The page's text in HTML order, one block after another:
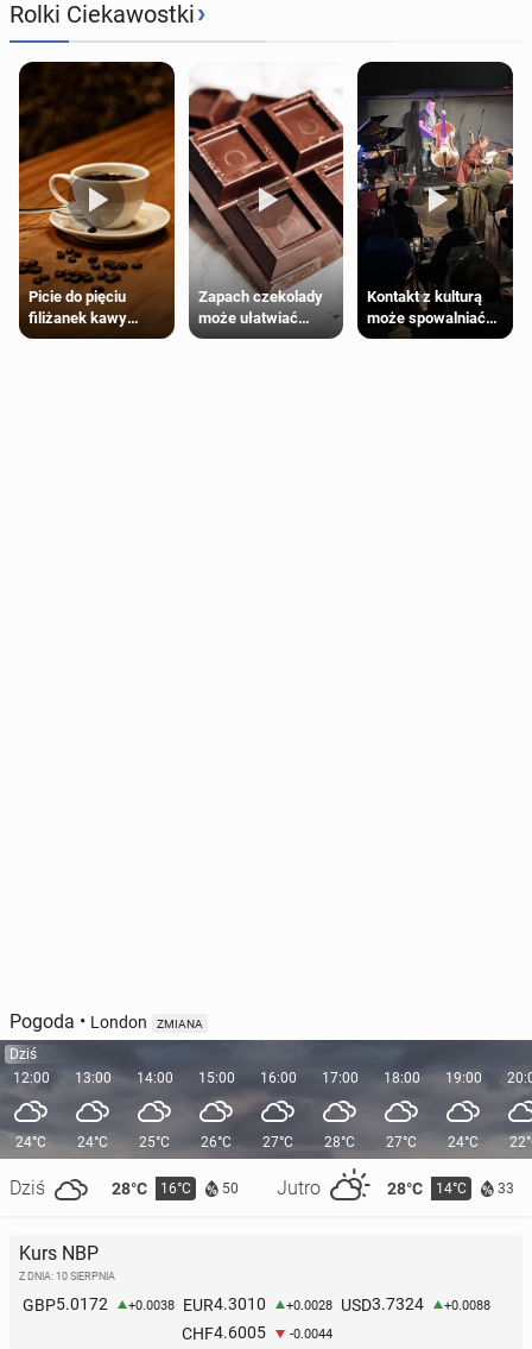
Rolki Ciekawostki›
Picie do pięciu
filiżanek kawy
dziennie jest
Zapach czekolady
może ułatwiać
trening siłowy
Kontakt z kulturą
może spowalniać
starzenie
Pogoda • London ZMIANA
Dziś
12:00
24°C
Dziś 28°C 16°C 50 Jutro 28°C 14°C 33
13:00
24°C
14:00
25°C
15:00
26°C
16:00
27°C
17:00
28°C
18:00
27°C
19:00
24°C
Kurs NBP
Z DNIA: 10 SIERPNIA
GBP5.0172 +0.0038 EUR4.3010 +0.0028 USD3.7324 +0.0088
CHF4.6005 -0.0044